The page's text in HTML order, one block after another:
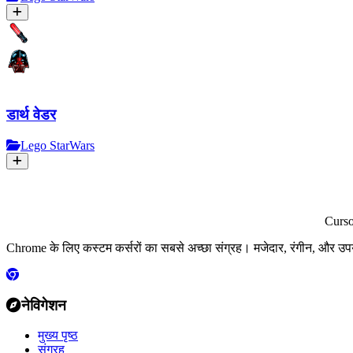
डार्थ वेडर
Lego StarWars
Chrome के लिए कस्टम कर्सरों का सबसे अच्छा संग्रह। मजेदार, रंगीन, और
नेविगेशन
मुख्य पृष्ठ
संग्रह